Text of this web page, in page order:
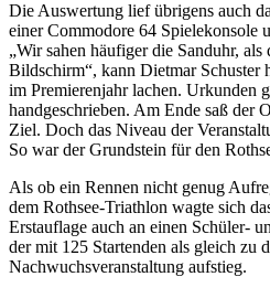
Die Auswertung lief übrigens auch
einer Commodore 64 Spielekonsole
„Wir sahen häufiger die Sanduhr, als
Bildschirm“, kann Dietmar Schuster
im Premierenjahr lachen. Urkunden
handgeschrieben. Am Ende saß der
Ziel. Doch das Niveau der
So war der Grundstein für den
Als ob ein Rennen nicht genug
dem Rothsee-Triathlon wagte sich
Erstauflage auch an einen Schüler-
der mit 125 Startenden als gleich zu
Nachwuchsveranstaltung aufstieg.